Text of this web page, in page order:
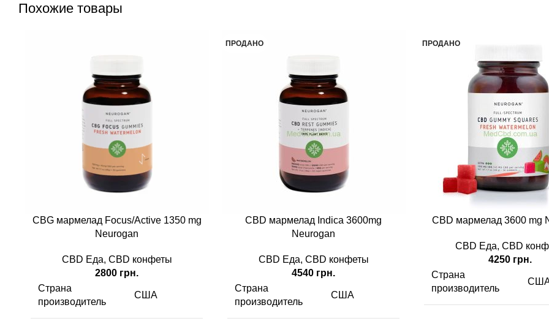
Похожие товары
CBG мармелад Focus/Active 1350 mg
Neurogan
CBD Еда, CBD конфеты
2800 грн.
Страна
производитель
США
ПРОДАНО
CBD мармелад Indica 3600mg
Neurogan
CBD Еда, CBD конфеты
4540 грн.
Страна
производитель
США
ПРОДАНО
CBD мармелад 3600 mg
CBD Еда, CBD
4250 грн.
Страна
производитель